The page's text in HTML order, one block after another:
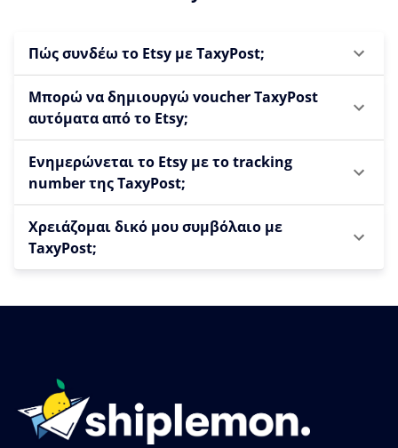
Πώς συνδέω το Etsy με TaxyPost;
Μπορώ να δημιουργώ voucher TaxyPost
αυτόματα από το Etsy;
Ενημερώνεται το Etsy με το tracking
number της TaxyPost;
Χρειάζομαι δικό μου συμβόλαιο με
TaxyPost;